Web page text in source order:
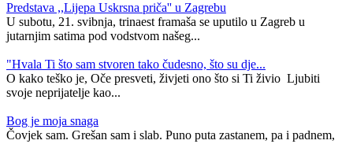
Predstava ,,Lijepa Uskrsna priča'' u Zagrebu
U subotu, 21. svibnja, trinaest framaša se uputilo u Zagreb u
jutarnjim satima pod vodstvom našeg...
"Hvala Ti što sam stvoren tako čudesno, što su dje...
O kako teško je, Oče presveti, živjeti ono što si Ti živio Ljubiti
svoje neprijatelje kao...
​Bog je moja snaga
Čovjek sam. Grešan sam i slab. Puno puta zastanem, pa i padnem,